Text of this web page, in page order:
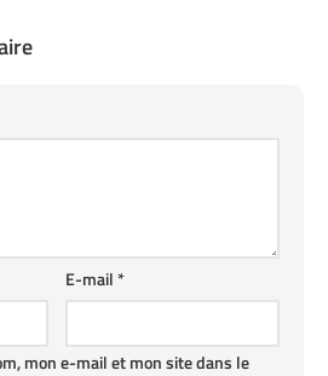
E-mail*
mon e-mail et mon site dans le